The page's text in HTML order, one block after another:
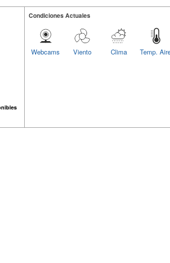
Condiciones Actuales
Temp.
Clima
Viento
Webcams